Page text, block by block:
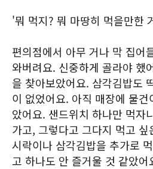
'뭐 먹지? 뭐 마땅히 먹을만한
편의점에서 아무 거나 막 집어
와버려요. 신중하게 골라야 했
을 찾아보았어요. 삼각김밥도
이 없었어요. 아직 매장에 물
았어요. 샌드위치 하나만 먹자
가고, 그렇다고 그다지 먹고
시락이나 삼각김밥을 추가로
고 하나도 안 즐거울 것 같았어